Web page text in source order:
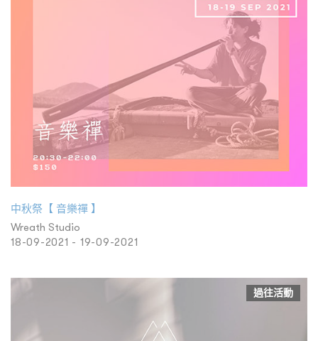
中秋祭【 音樂禪 】
Wreath Studio
18-09-2021 - 19-09-2021
過往活動